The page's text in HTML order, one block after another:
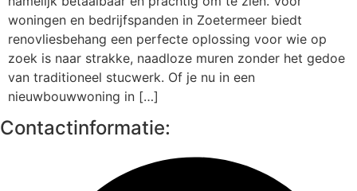
woningen en bedrijfspanden in Zoetermeer biedt
renovliesbehang een perfecte oplossing voor wie op
zoek is naar strakke, naadloze muren zonder het gedoe
van traditioneel stucwerk. Of je nu in een
nieuwbouwwoning in […]
Contactinformatie: